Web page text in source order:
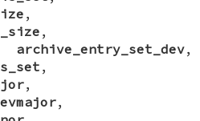
,
,
archive_entry_set_dev,
,
,
,